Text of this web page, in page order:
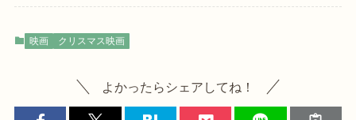
映画 クリスマス映画
よかったらシェアしてね！